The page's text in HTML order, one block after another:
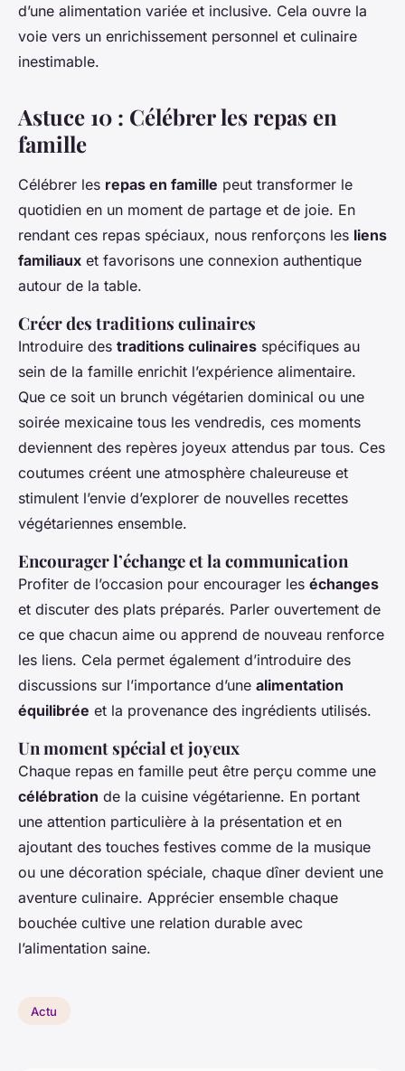
d’une alimentation variée et inclusive. Cela ouvre la
voie vers un enrichissement personnel et culinaire
inestimable.
Astuce 10 : Célébrer les repas en
famille
Célébrer les repas en famille peut transformer le
quotidien en un moment de partage et de joie. En
rendant ces repas spéciaux, nous renforçons les liens
familiaux et favorisons une connexion authentique
autour de la table.
Créer des traditions culinaires
Introduire des traditions culinaires spécifiques au
sein de la famille enrichit l’expérience alimentaire.
Que ce soit un brunch végétarien dominical ou une
soirée mexicaine tous les vendredis, ces moments
deviennent des repères joyeux attendus par tous. Ces
coutumes créent une atmosphère chaleureuse et
stimulent l’envie d’explorer de nouvelles recettes
végétariennes ensemble.
Encourager l’échange et la communication
Profiter de l’occasion pour encourager les échanges
et discuter des plats préparés. Parler ouvertement de
ce que chacun aime ou apprend de nouveau renforce
les liens. Cela permet également d’introduire des
discussions sur l’importance d’une alimentation
équilibrée et la provenance des ingrédients utilisés.
Un moment spécial et joyeux
Chaque repas en famille peut être perçu comme une
célébration de la cuisine végétarienne. En portant
une attention particulière à la présentation et en
ajoutant des touches festives comme de la musique
ou une décoration spéciale, chaque dîner devient une
aventure culinaire. Apprécier ensemble chaque
bouchée cultive une relation durable avec
l’alimentation saine.
Actu